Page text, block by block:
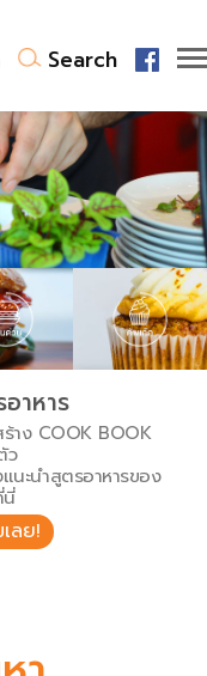
Search
าหาร
ร้าง COOK BOOK
ว
นะนำสูตรอาหารของ
เลย!